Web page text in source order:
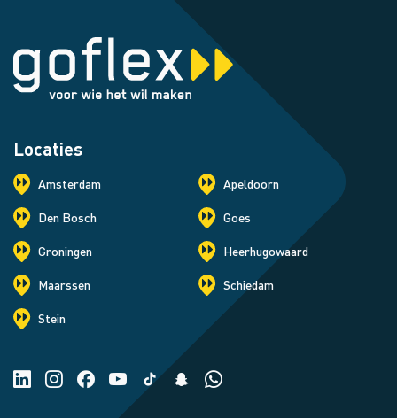
Locaties
Amsterdam Apeldoorn
Den Bosch Goes
Groningen Heerhugowaard
Maarssen Schiedam
Stein